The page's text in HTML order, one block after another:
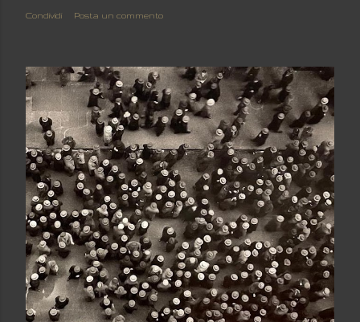
Condividi Posta un commento